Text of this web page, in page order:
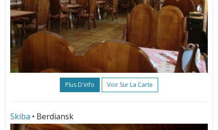
Plus D'info Voir Sur La Carte
Skiba • Berdiansk